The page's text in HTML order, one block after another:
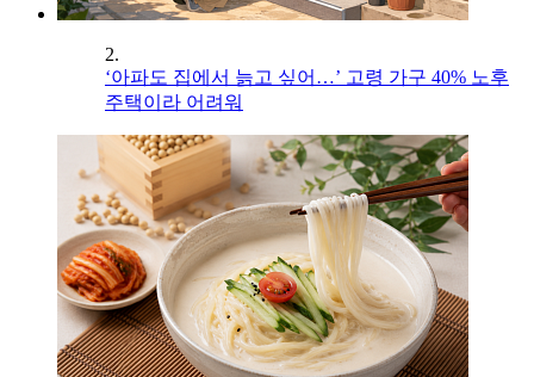
2.
‘아파도 집에서 늙고 싶어…’ 고령 가구 40% 노후
주택이라 어려워